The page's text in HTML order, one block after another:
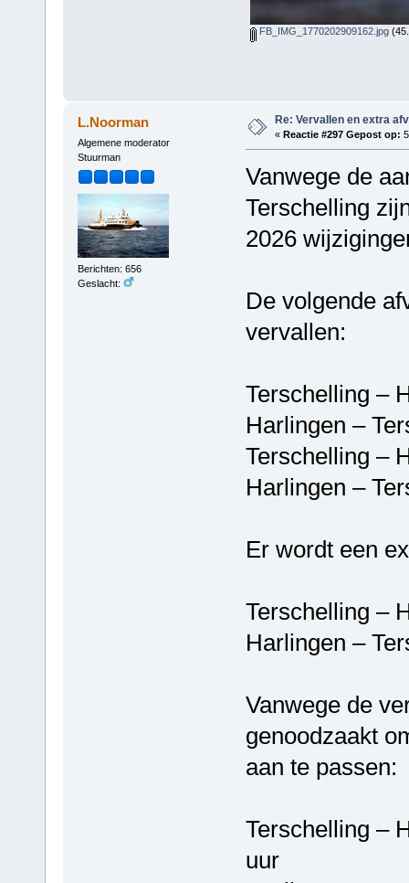
FB_IMG_1770202909162.jpg
L.Noorman
Algemene moderator
Stuurman
Berichten: 656
Geslacht:
Re: Vervallen en extra
« Reactie #297 Gepost op:
Vanwege de
Terschelling
2026
De volgende
vervallen:
Terschelling
Harlingen –
Terschelling
Harlingen –
Er wordt een
Terschelling
Harlingen –
Vanwege de
genoodzaakt
aan te passen:
Terschelling
uur